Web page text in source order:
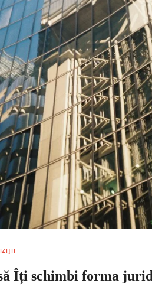
Îți schimbi forma